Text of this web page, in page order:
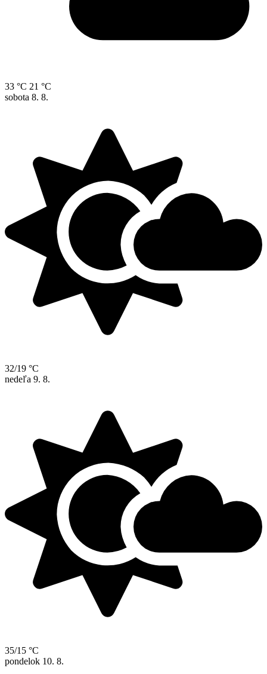
33 °C 21 °C
sobota 8. 8.
32/19 °C
nedeľa 9. 8.
35/15 °C
pondelok 10. 8.